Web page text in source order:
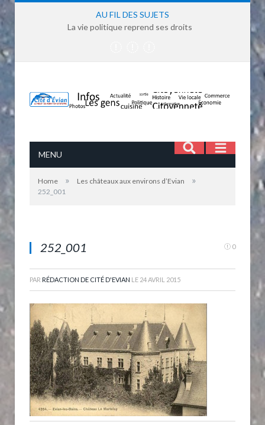
AU FIL DES SUJETS
La vie politique reprend ses droits
MENU
Home » Les châteaux aux environs d’Evian »
252_001
252_001 0
PAR RÉDACTION DE CITÉ D'EVIAN LE 24 AVRIL 2015